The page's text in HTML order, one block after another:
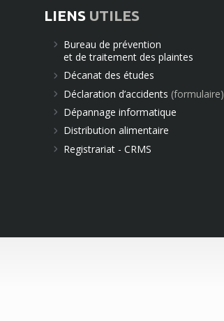
LIENS UTILES
Bureau de prévention
et de traitement des plaintes
Décanat des études
Déclaration d’accidents (formulaire)
Dépannage informatique
Distribution alimentaire
Registrariat - CRMS